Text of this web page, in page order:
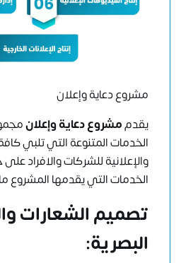
مشروع دعاية وإعلان
يقدممشروع دعاية وإعلان
الخدمات المتنوعة التي تلبي كافة
والإعلانية للشركات والافراد
الخدمات التي يقدمها المشروع
تصميم الشعارات
البصرية: